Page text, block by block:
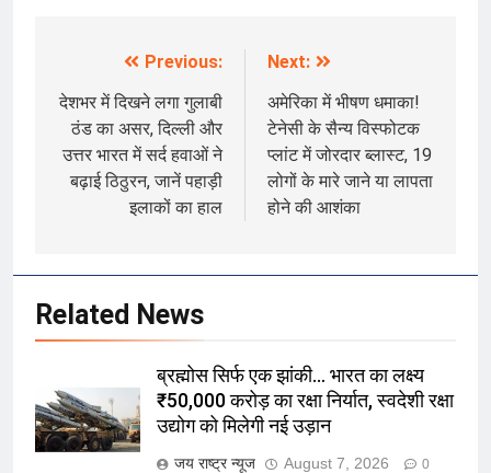
navigation
Previous:
देशभर में दिखने लगा गुलाबी
ठंड का असर, दिल्ली और
उत्तर भारत में सर्द हवाओं ने
बढ़ाई ठिठुरन, जानें पहाड़ी
इलाकों का हाल
Next:
अमेरिका में भीषण धमाका!
टेनेसी के सैन्य विस्फोटक
प्लांट में जोरदार ब्लास्ट, 19
लोगों के मारे जाने या लापता
होने की आशंका
Related News
ब्रह्मोस सिर्फ एक झांकी… भारत का लक्ष्य
₹50,000 करोड़ का रक्षा निर्यात, स्वदेशी रक्षा
उद्योग को मिलेगी नई उड़ान
जय राष्ट्र न्यूज August 7, 2026 0